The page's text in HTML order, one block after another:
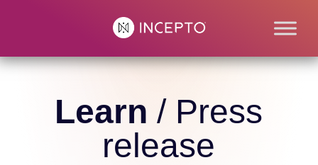
Learn / Press
release